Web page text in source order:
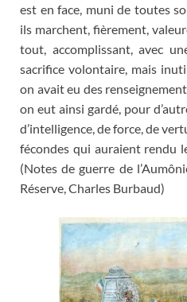
est en face, muni de toutes
ils marchent, fièrement,
tout, accomplissant, avec
sacrifice volontaire, mais
on avait eu des
on eut ainsi gardé, pour
d’intelligence, de force, de
fécondes qui auraient rendu
(Notes de guerre de
Réserve, Charles Burbaud)